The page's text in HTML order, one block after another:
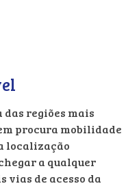
das regiões mais
procura mobilidade
localização
a qualquer
de acesso da